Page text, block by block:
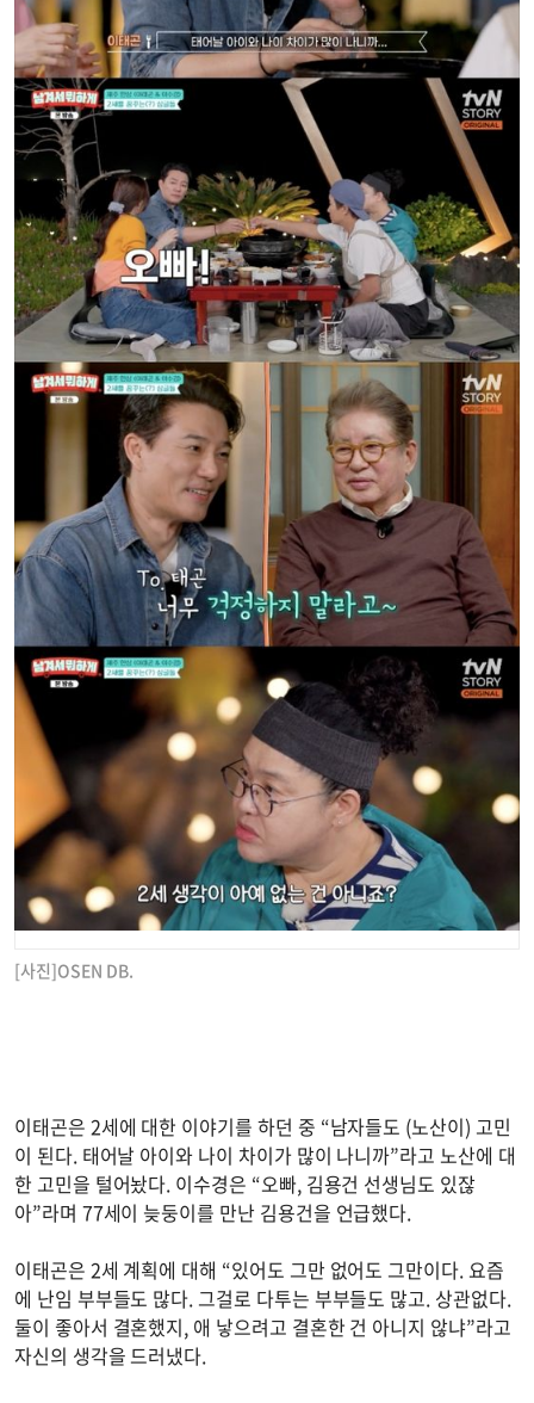
[사진]OSEN DB.
이태곤은 2세에 대한 이야기를 하던 중 “남자들도 (노산이) 고민
이 된다. 태어날 아이와 나이 차이가 많이 나니까”라고 노산에 대
한 고민을 털어놨다. 이수경은 “오빠, 김용건 선생님도 있잖
아”라며 77세이 늦둥이를 만난 김용건을 언급했다.
이태곤은 2세 계획에 대해 “있어도 그만 없어도 그만이다. 요즘
에 난임 부부들도 많다. 그걸로 다투는 부부들도 많고. 상관없다.
둘이 좋아서 결혼했지, 애 낳으려고 결혼한 건 아니지 않냐”라고
자신의 생각을 드러냈다.